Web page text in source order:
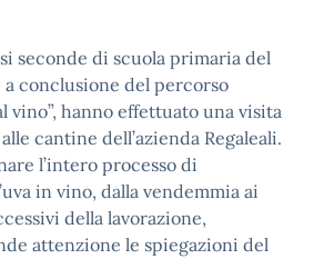
seconde di scuola primaria del
a conclusione del percorso
vino”, hanno effettuato una visita
cantine dell’azienda Regaleali.
l’intero processo di
in vino, dalla vendemmia ai
della lavorazione,
attenzione le spiegazioni del